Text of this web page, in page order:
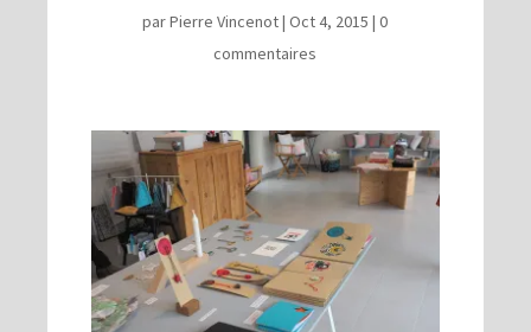
parPierre Vincenot|Oct 4, 2015 |0
commentaires